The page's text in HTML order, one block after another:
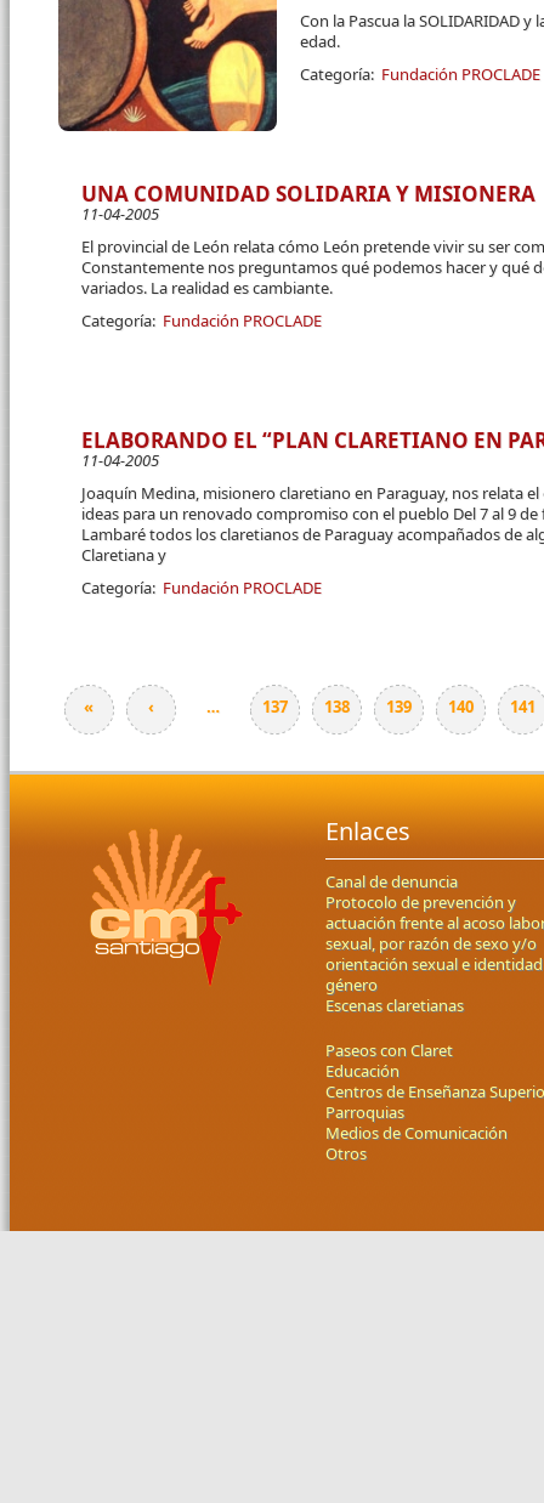
Con la Pascua la SOLIDARIDAD
edad.
Categoría: Fundación PROCLADE
UNA COMUNIDAD SOLIDARIA Y MISIONERA
11-04-2005
El provincial de León relata cómo León pretende vivir su ser
Constantemente nos preguntamos qué podemos hacer y qué
variados. La realidad es cambiante.
Categoría: Fundación PROCLADE
ELABORANDO EL “PLAN CLARETIANO EN
11-04-2005
Joaquín Medina, misionero claretiano en Paraguay, nos relata
ideas para un renovado compromiso con el pueblo Del 7 al 9
Lambaré todos los claretianos de Paraguay acompañados de
Claretiana y
Categoría: Fundación PROCLADE
Páginas
« ‹ … 137 138 139 140 141
Enlaces
Canal de denuncia
Protocolo de prevención y
actuación frente al acoso
sexual, por razón de sexo y/o
orientación sexual e
género
Escenas claretianas
Paseos con Claret
Educación
Centros de Enseñanza
Parroquias
Medios de Comunicación
Otros